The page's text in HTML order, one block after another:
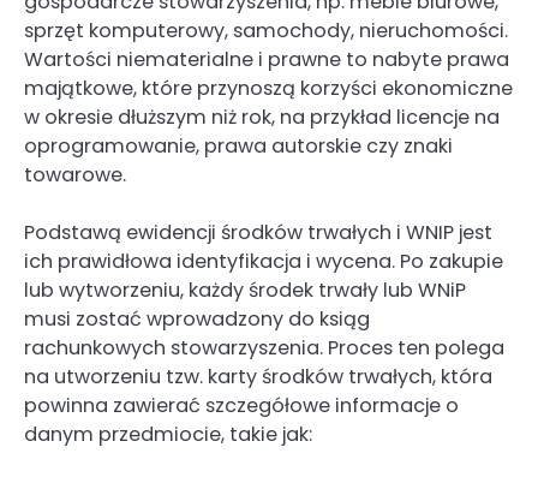
sprzęt komputerowy, samochody, nieruchomości.
Wartości niematerialne i prawne to nabyte prawa
majątkowe, które przynoszą korzyści ekonomiczne
w okresie dłuższym niż rok, na przykład licencje na
oprogramowanie, prawa autorskie czy znaki
towarowe.
Podstawą ewidencji środków trwałych i WNIP jest
ich prawidłowa identyfikacja i wycena. Po zakupie
lub wytworzeniu, każdy środek trwały lub WNiP
musi zostać wprowadzony do ksiąg
rachunkowych stowarzyszenia. Proces ten polega
na utworzeniu tzw. karty środków trwałych, która
powinna zawierać szczegółowe informacje o
danym przedmiocie, takie jak: